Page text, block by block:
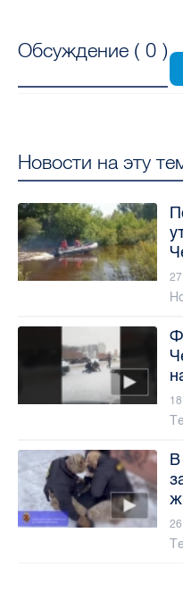
Обсуждение ( 0 )
Новости на эту
В